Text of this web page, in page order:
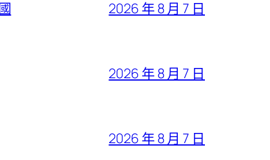
2026 年 8 月 7 日
2026 年 8 月 7 日
2026 年 8 月 7 日